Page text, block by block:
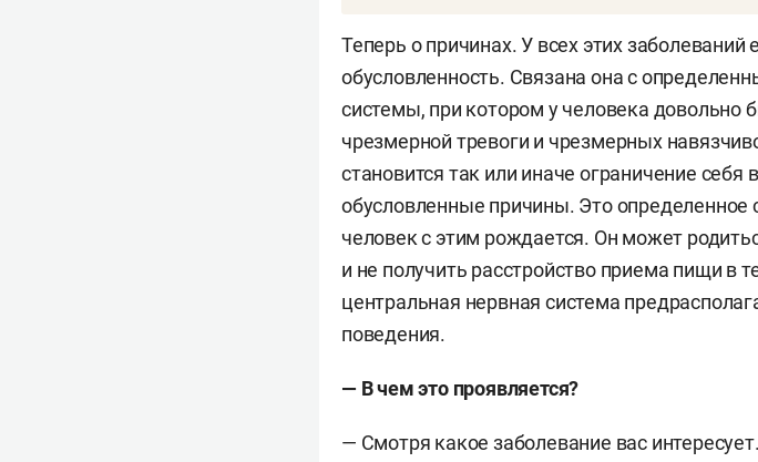
пищевого поведения, врач-психиатр,
В 2005 году окончила медицинский
университета «Хадасса» с практикой в
специализированном отделении для
В 2009-м окончила МГМСУ им. Евдокимова
В процессе практики Коршунова
места для лечения расстройств пищевого
специализированного центра по изучению
Теперь о причинах. У всех этих заболеваний
обусловленность. Связана она с
системы, при котором у человека довольно
чрезмерной тревоги и чрезмерных
становится так или иначе ограничение
обусловленные причины. Это определенное
человек с этим рождается. Он может
и не получить расстройство приема пищи в
центральная нервная система
поведения.
— В чем это проявляется?
— Смотря какое заболевание вас